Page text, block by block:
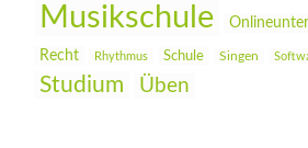
Musikschule
Recht Rhythmus Schule Singen
Studium Üben